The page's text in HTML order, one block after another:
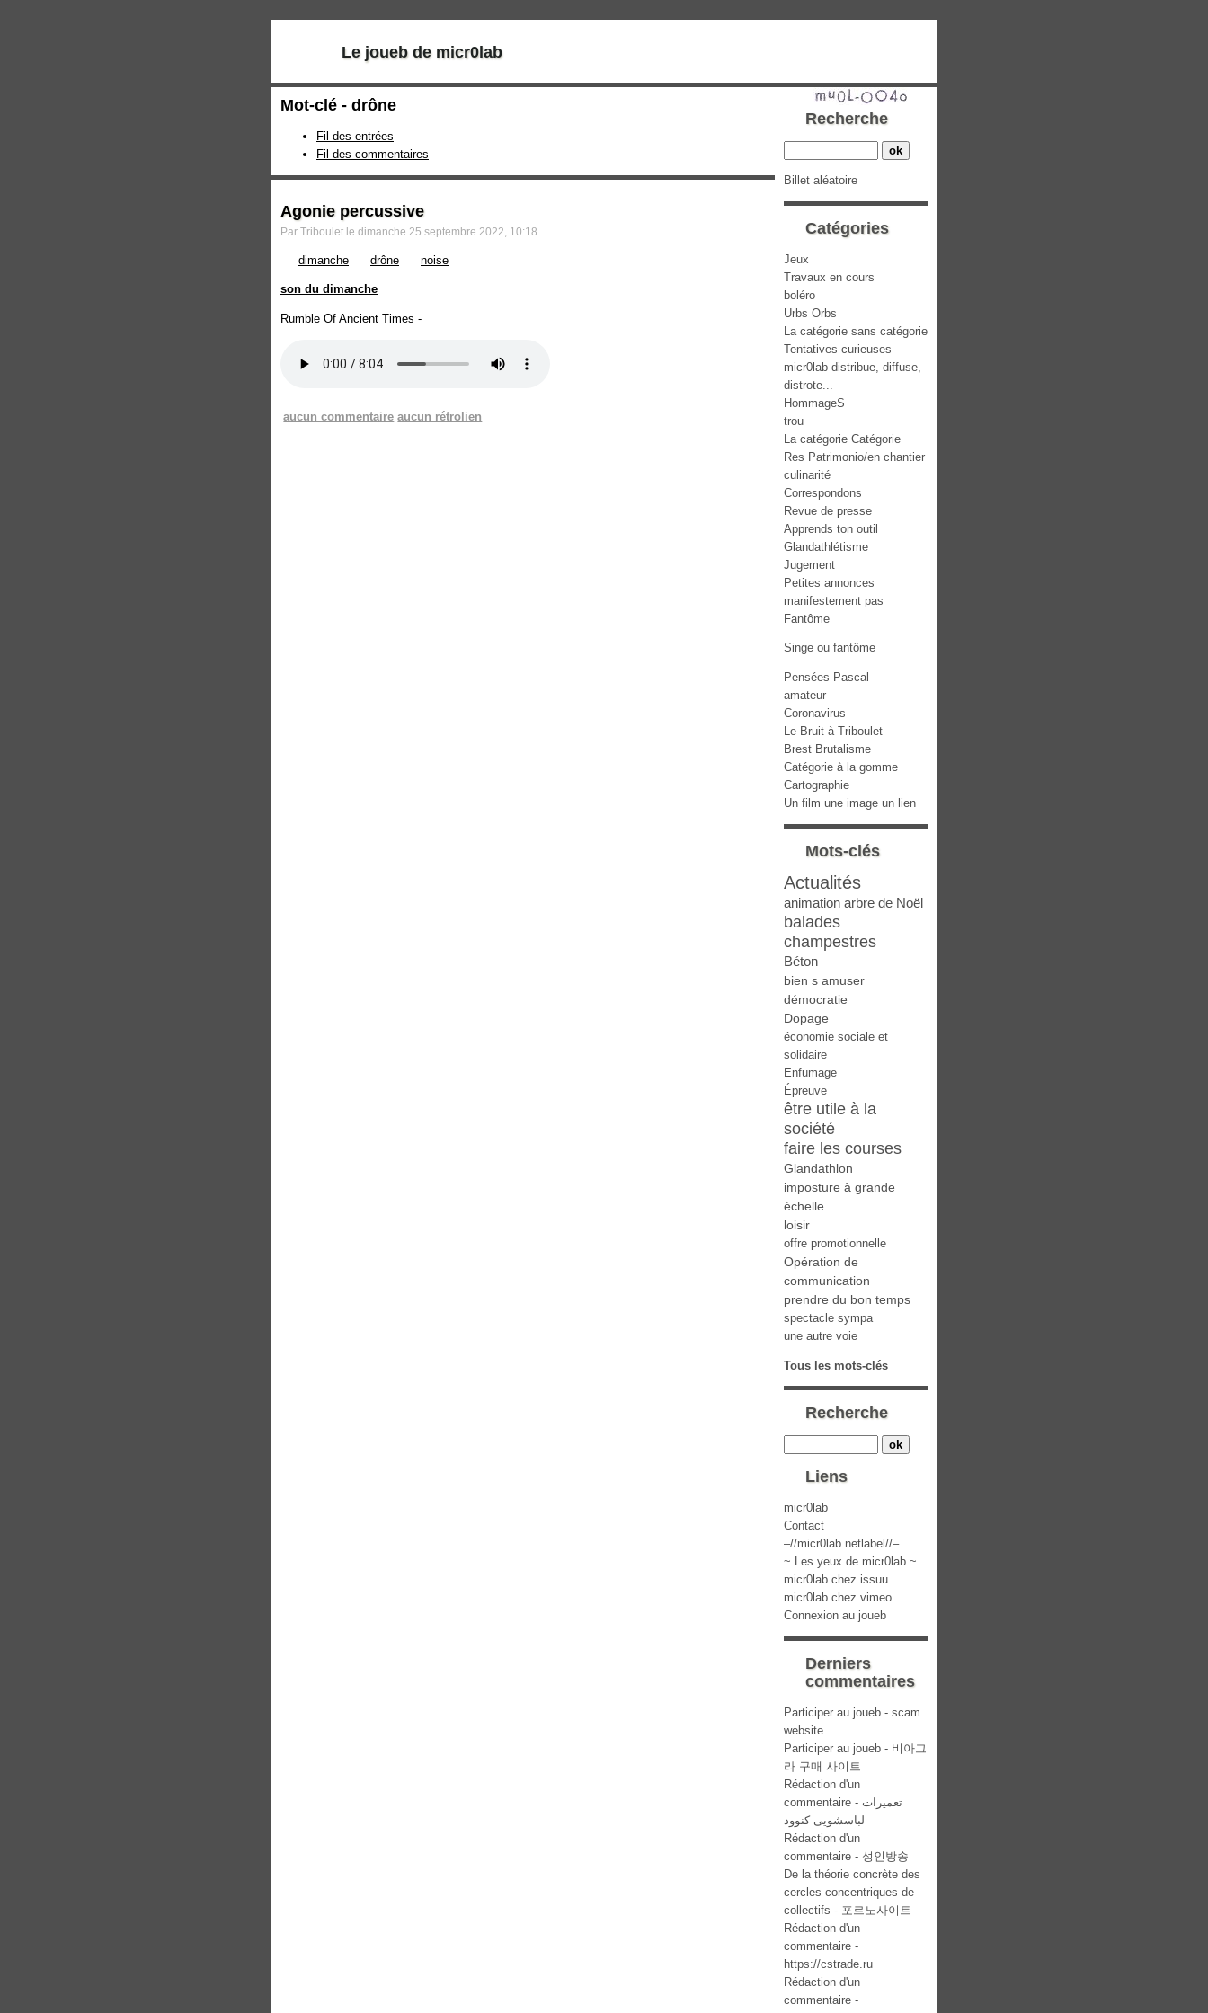
Le joueb de micr0lab
Mot-clé - drône
Fil des entrées
Fil des commentaires
Agonie percussive
Par Triboulet le dimanche 25 septembre 2022, 10:18
dimanche drône noise
son du dimanche
Rumble Of Ancient Times -
aucun commentaire aucun rétrolien
Recherche
Billet aléatoire
Catégories
Jeux
Travaux en cours
boléro
Urbs Orbs
La catégorie sans catégorie
Tentatives curieuses
micr0lab distribue, diffuse,
distrote...
HommageS
trou
La catégorie Catégorie
Res Patrimonio/en chantier
culinarité
Correspondons
Revue de presse
Apprends ton outil
Glandathlétisme
Jugement
Petites annonces
manifestement pas
Fantôme
Singe ou fantôme
Pensées Pascal
amateur
Coronavirus
Le Bruit à Triboulet
Brest Brutalisme
Catégorie à la gomme
Cartographie
Un film une image un lien
Mots-clés
Actualités
animation arbre de Noël
balades
champestres
Béton
bien s amuser
démocratie
Dopage
économie sociale et
solidaire
Enfumage
Épreuve
être utile à la
société
faire les courses
Glandathlon
imposture à grande
échelle
loisir
offre promotionnelle
Opération de
communication
prendre du bon temps
spectacle sympa
une autre voie
Tous les mots-clés
Recherche
Liens
micr0lab
Contact
–//micr0lab netlabel//–
~ Les yeux de micr0lab ~
micr0lab chez issuu
micr0lab chez vimeo
Connexion au joueb
Derniers
commentaires
Participer au joueb - scam
website
Participer au joueb - 비아그
라 구매 사이트
Rédaction d'un
commentaire - تعمیرات
لباسشویی کنوود
Rédaction d'un
commentaire - 성인방송
De la théorie concrète des
cercles concentriques de
collectifs - 포르노사이트
Rédaction d'un
commentaire -
https://cstrade.ru
Rédaction d'un
commentaire -